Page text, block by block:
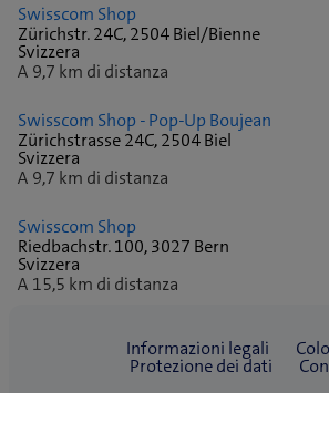
Swisscom Shop
Zürichstr. 24C, 2504 Biel/Bienne
Svizzera
A 9,7 km di distanza
Swisscom Shop - Pop-Up Boujean
Zürichstrasse 24C, 2504 Biel
Svizzera
A 9,7 km di distanza
Swisscom Shop
Riedbachstr. 100, 3027 Bern
Svizzera
A 15,5 km di distanza